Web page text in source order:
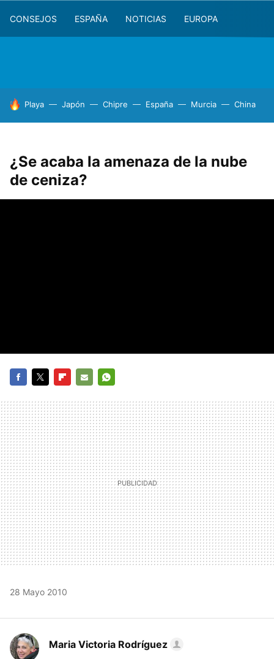
CONSEJOS ESPAÑA NOTICIAS EUROPA
HOY SE HABLA DE
Playa Japón Chipre España Murcia China
¿Se acaba la amenaza de la nube
de ceniza?
MAIL
28 Mayo 2010
Maria Victoria Rodríguez